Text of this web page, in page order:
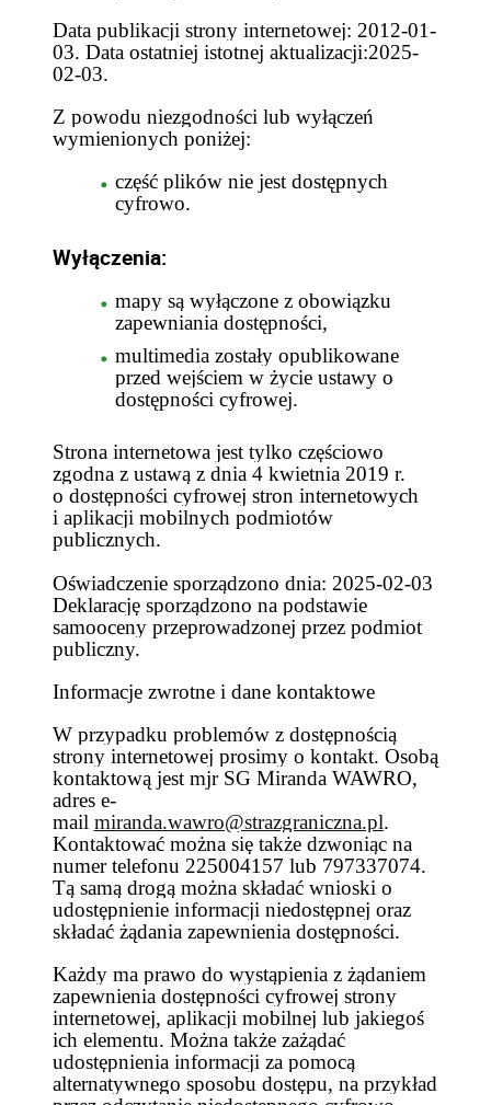
Data publikacji strony internetowej: 2012-01-
03. Data ostatniej istotnej aktualizacji:2025-
02-03.
Z powodu niezgodności lub wyłączeń
wymienionych poniżej:
część plików nie jest dostępnych
cyfrowo.
Wyłączenia:
mapy są wyłączone z obowiązku
zapewniania dostępności,
multimedia zostały opublikowane
przed wejściem w życie ustawy o
dostępności cyfrowej.
Strona internetowa jest tylko częściowo
zgodna z ustawą z dnia 4 kwietnia 2019 r.
o dostępności cyfrowej stron internetowych
i aplikacji mobilnych podmiotów
publicznych.
Oświadczenie sporządzono dnia: 2025-02-03
Deklarację sporządzono na podstawie
samooceny przeprowadzonej przez podmiot
publiczny.
Informacje zwrotne i dane kontaktowe
W przypadku problemów z dostępnością
strony internetowej prosimy o kontakt. Osobą
kontaktową jest mjr SG Miranda WAWRO,
adres e-
mail miranda.wawro@strazgraniczna.pl.
Kontaktować można się także dzwoniąc na
numer telefonu 225004157 lub 797337074.
Tą samą drogą można składać wnioski o
udostępnienie informacji niedostępnej oraz
składać żądania zapewnienia dostępności.
Każdy ma prawo do wystąpienia z żądaniem
zapewnienia dostępności cyfrowej strony
internetowej, aplikacji mobilnej lub jakiegoś
ich elementu. Można także zażądać
udostępnienia informacji za pomocą
alternatywnego sposobu dostępu, na przykład